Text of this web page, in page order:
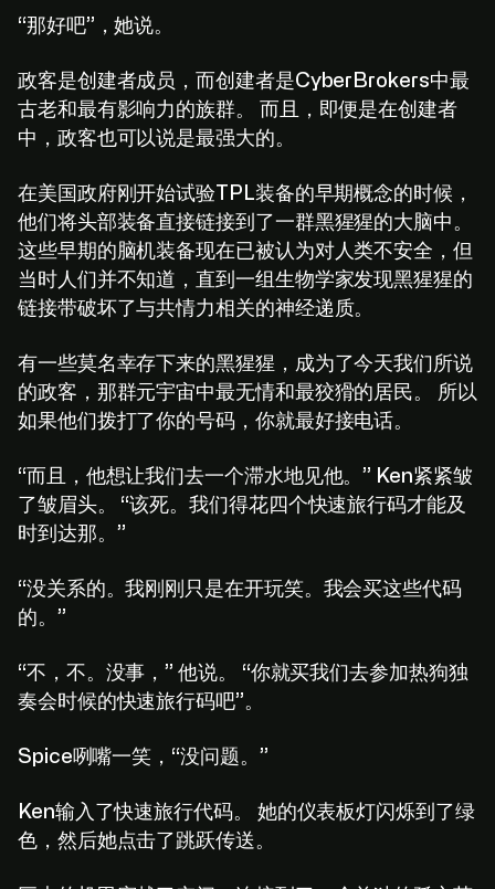
“那好吧”，她说。
政客是创建者成员，而创建者是CyberBrokers中最
古老和最有影响力的族群。 而且，即便是在创建者
中，政客也可以说是最强大的。
在美国政府刚开始试验TPL装备的早期概念的时候，
他们将头部装备直接链接到了一群黑猩猩的大脑中。
这些早期的脑机装备现在已被认为对人类不安全，但
当时人们并不知道，直到一组生物学家发现黑猩猩的
链接带破坏了与共情力相关的神经递质。
有一些莫名幸存下来的黑猩猩，成为了今天我们所说
的政客，那群元宇宙中最无情和最狡猾的居民。 所以
如果他们拨打了你的号码，你就最好接电话。
“而且，他想让我们去一个滞水地见他。” Ken紧紧皱
了皱眉头。 “该死。我们得花四个快速旅行码才能及
时到达那。”
“没关系的。我刚刚只是在开玩笑。我会买这些代码
的。”
“不，不。没事，” 他说。 “你就买我们去参加热狗独
奏会时候的快速旅行码吧”。
Spice咧嘴一笑，“没问题。”
Ken输入了快速旅行代码。 她的仪表板灯闪烁到了绿
色，然后她点击了跳跃传送。